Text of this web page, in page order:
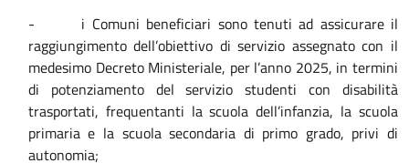
- i Comuni beneficiari sono tenuti ad assicurare il
raggiungimento dell’obiettivo di servizio assegnato con il
medesimo Decreto Ministeriale, per l’anno 2025, in termini
di potenziamento del servizio studenti con disabilità
trasportati, frequentanti la scuola dell’infanzia, la scuola
primaria e la scuola secondaria di primo grado, privi di
autonomia;